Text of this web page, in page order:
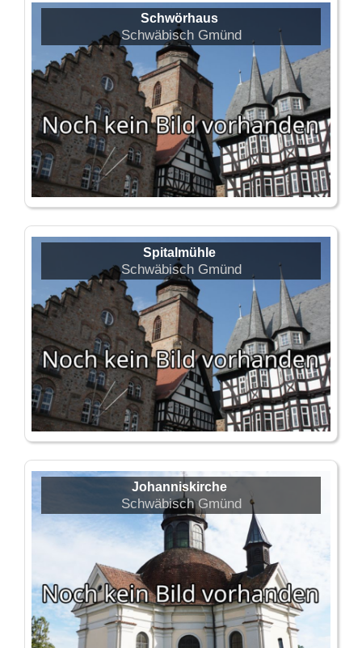
Schwörhaus
Schwäbisch Gmünd
Spitalmühle
Schwäbisch Gmünd
Johanniskirche
Schwäbisch Gmünd